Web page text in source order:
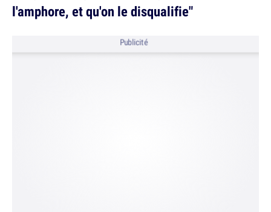
l'amphore, et qu'on le disqualifie"
Publicité